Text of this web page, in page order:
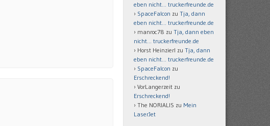
eben nicht… truckerfreunde.de
SpaceFalcon zu Tja, dann
eben nicht… truckerfreunde.de
manroc78 zu Tja, dann eben
nicht… truckerfreunde.de
Horst Heinzierl zu Tja, dann
eben nicht… truckerfreunde.de
SpaceFalcon zu
Erschreckend!
VorLangerzeit zu
Erschreckend!
The NORIALIS zu Mein
LaserJet